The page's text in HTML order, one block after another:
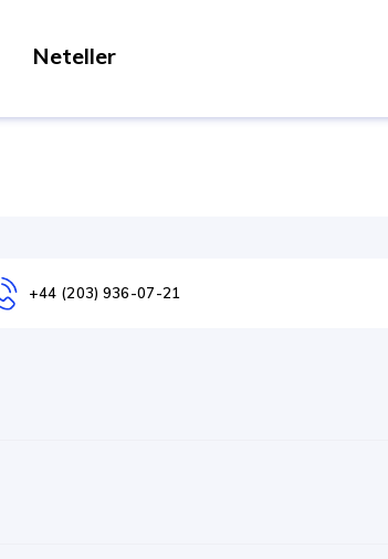
Délai de dépôt - jusqu'à trois jours
Neteller
+44 (203) 936-07-21